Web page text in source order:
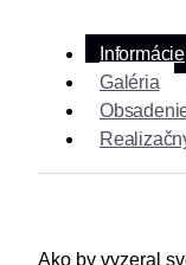
Informácie
Galéria
Ako by vyzeral